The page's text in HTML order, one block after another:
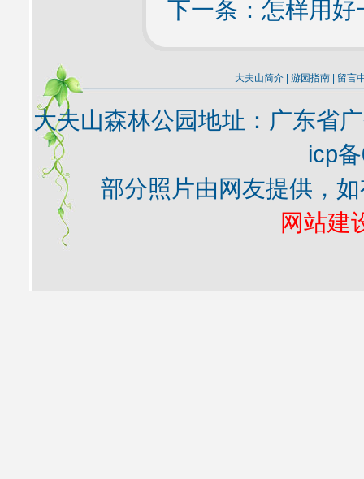
下一条： 怎样用好
大夫山简介 游园指南 留言
大夫山森林公园地址：广东省
icp
部分照片由网友提供，
网站建